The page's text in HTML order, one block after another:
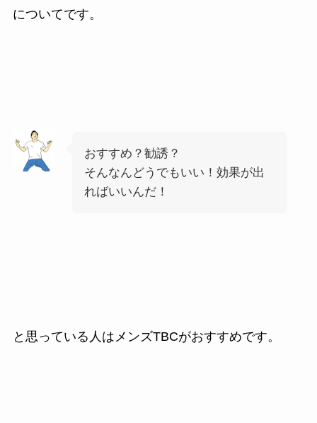
についてです。
おすすめ？勧誘？
そんなんどうでもいい！効果が出
ればいいんだ！
と思っている人はメンズTBCがおすすめです。